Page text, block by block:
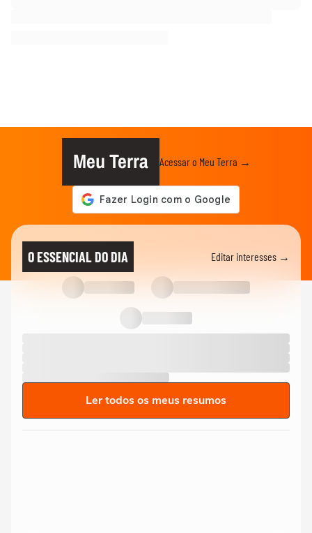
Meu Terra Acessar o Meu Terra →
O ESSENCIAL DO DIA Editar interesses →
Ler todos os meus resumos